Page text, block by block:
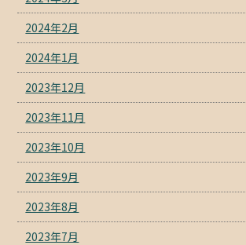
2024年2月
2024年1月
2023年12月
2023年11月
2023年10月
2023年9月
2023年8月
2023年7月